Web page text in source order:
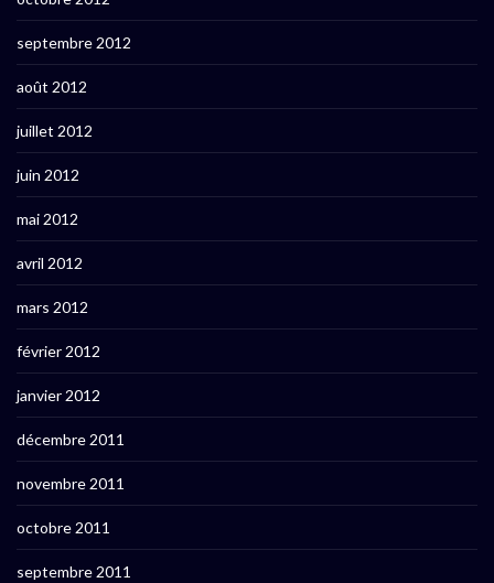
septembre 2012
août 2012
juillet 2012
juin 2012
mai 2012
avril 2012
mars 2012
février 2012
janvier 2012
décembre 2011
novembre 2011
octobre 2011
septembre 2011